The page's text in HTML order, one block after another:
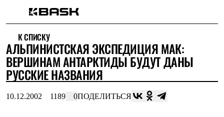
Интернет-магазин
Мужская одежда
Утепленная пухом
Куртки
Брюки
Комбинезоны
К СПИСКУ
АЛЬПИНИСТСКАЯ ЭКСПЕДИЦИЯ МАК:
ВЕРШИНАМ АНТАРКТИДЫ БУДУТ ДАНЫ
РУССКИЕ НАЗВАНИЯ
10.12.2002 1189 0ПОДЕЛИТЬСЯ